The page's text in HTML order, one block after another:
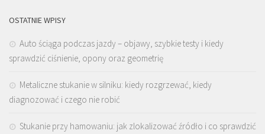
OSTATNIE WPISY
Auto ściąga podczas jazdy – objawy, szybkie testy i kiedy
sprawdzić ciśnienie, opony oraz geometrię
Metaliczne stukanie w silniku: kiedy rozgrzewać, kiedy
diagnozować i czego nie robić
Stukanie przy hamowaniu: jak zlokalizować źródło i co sprawdzić